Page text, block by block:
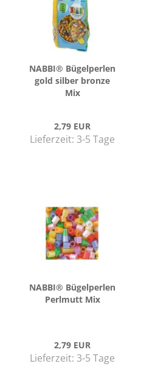
NABBI® Bü­gel­per­len
gold sil­ber bron­ze
Mix
2,79 EUR
Lieferzeit: 3-5 Tage
NABBI® Bü­gel­per­len
Perl­mutt Mix
2,79 EUR
Lieferzeit: 3-5 Tage